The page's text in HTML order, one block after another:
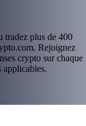
tradez plus de 400
Rejoignez
crypto sur chaque
applicables.